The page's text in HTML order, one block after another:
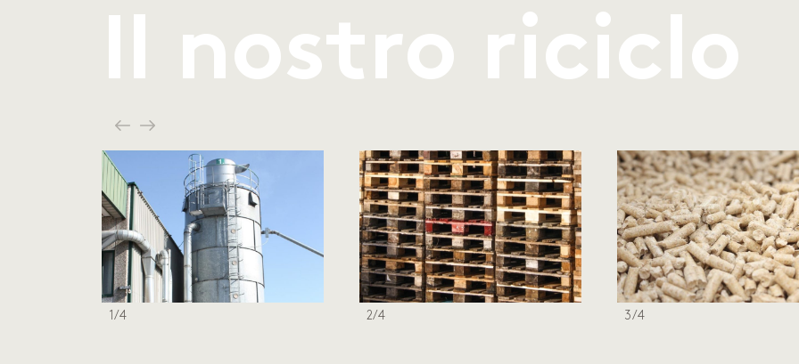
Il nostro riciclo
1/4 2/4 3/4